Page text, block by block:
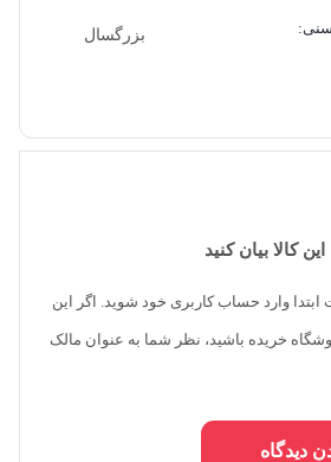
می‌کنم به ضیافت کلمات بنشیند و
هستید، نصف راه را رفته‌اید و اگر نه
را بیازماید. مطمئناً یکی از
آن کلاوسر، با ذهن و قلب شما
کرد.
بزرگسال
کالا بیان کنید
وارد حساب کاربری خود شوید. اگر این
خریده باشید، نظر شما به عنوان مالک
دیدگاه